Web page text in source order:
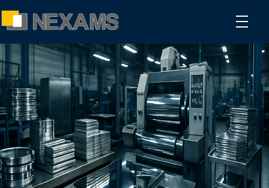
NEXAMS
Manufacturing Solutions